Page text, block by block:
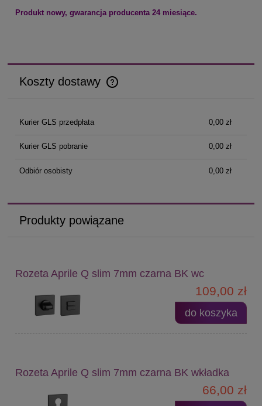
Produkt nowy, gwarancja producenta 24 miesiące.
Koszty dostawy
Cena nie zawiera ewentualnych kosztów płatności
Kurier GLS przedpłata 0,00 zł
Kurier GLS pobranie 0,00 zł
Odbiór osobisty 0,00 zł
Produkty powiązane
Rozeta Aprile Q slim 7mm czarna BK wc
109,00 zł
do koszyka
Rozeta Aprile Q slim 7mm czarna BK wkładka
66,00 zł